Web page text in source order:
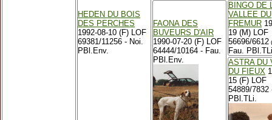
HEDEN DU BOIS
DES PERCHES
1992-08-10 (F) LOF
69381/11256 - Noi.
PBl.Env.
FAONA DES
BUVEURS D'AIR
1990-07-20 (F) LOF
64444/10164 - Fau.
PBl.Env.
BINGO DE
VALLEE DU
FREMUR
19 (M) LOF
56696/6612
Fau.
ASTRA DU
DU FIEUX
15 (F) LOF
54889/7832
PBl.TLi.